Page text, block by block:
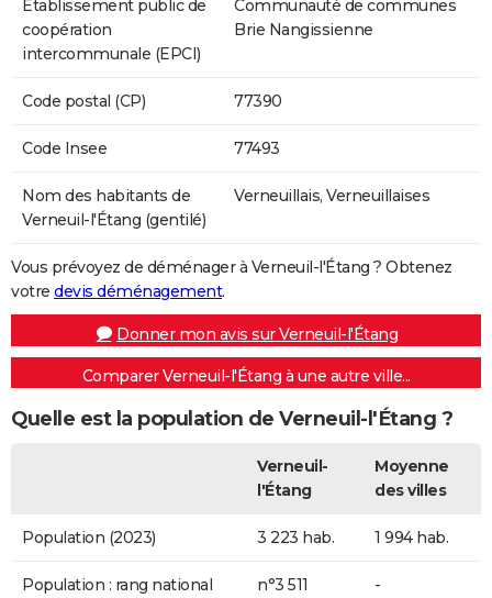
Etablissement public de
coopération
intercommunale (EPCI)
Communauté de communes
Brie Nangissienne
Code postal (CP) 77390
Code Insee 77493
Nom des habitants de
Verneuil-l'Étang (gentilé)
Verneuillais, Verneuillaises
Vous prévoyez de déménager à Verneuil-l'Étang ? Obtenez
votre devis déménagement.
Donner mon avis sur Verneuil-l'Étang
Comparer Verneuil-l'Étang à une autre ville...
Quelle est la population de Verneuil-l'Étang ?
Verneuil-
l'Étang
Moyenne
des villes
Population (2023) 3 223 hab. 1 994 hab.
Population : rang national
n°3 511 -